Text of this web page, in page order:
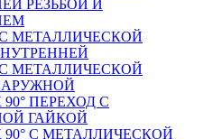
РЕЗЬБОЙ И
МЕТАЛЛИЧЕСКОЙ
МЕТАЛЛИЧЕСКОЙ
ПЕРЕХОД С
ГАЙКОЙ
С МЕТАЛЛИЧЕСКОЙ